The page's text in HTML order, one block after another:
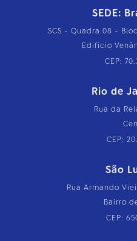
SEDE:
SCS - Quadra 08 -
Edifício
CEP:
Rio de
Rua da
CEP:
São
Rua Armando
Bairro
CEP: